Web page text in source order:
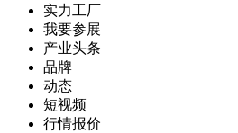
实力工厂
我要参展
产业头条
品牌
动态
短视频
行情报价